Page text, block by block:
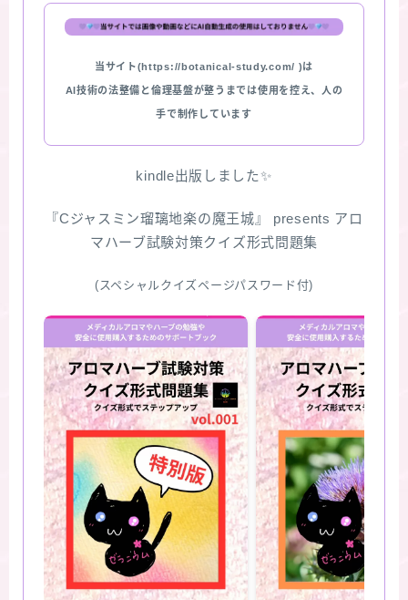
お問い合わせ
サイトマップ
当サイト(https://botanical-study.com/ )は
AI技術の法整備と倫理基盤が整うまでは使用を控え、人の
手で制作しています
kindle出版しました✨
『Cジャスミン瑠璃地楽の魔王城』 presents アロ
マハーブ試験対策クイズ形式問題集
(スペシャルクイズページパスワード付)